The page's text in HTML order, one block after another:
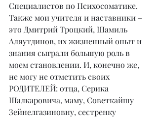
Специалистов по Психосоматике.
Также мои учителя и наставники –
это Дмитрий Троцкий, Шамиль
Аляутдинов, их жизненный опыт и
знания сыграли большую роль в
моем становлении. И, конечно же,
не могу не отметить своих
РОДИТЕЛЕЙ: отца, Серика
Шалкаровича, маму, Советкайшу
Зейнелгазиновну, сестренку